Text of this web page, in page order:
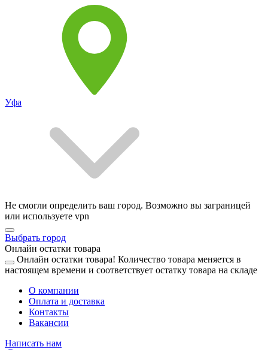
Уфа
Не смогли определить ваш город. Возможно вы заграницей
или используете vpn
Выбрать город
Онлайн остатки товара
Онлайн остатки товара! Количество товара меняется в
настоящем времени и соответствует остатку товара на складе
О компании
Оплата и доставка
Контакты
Вакансии
Написать нам